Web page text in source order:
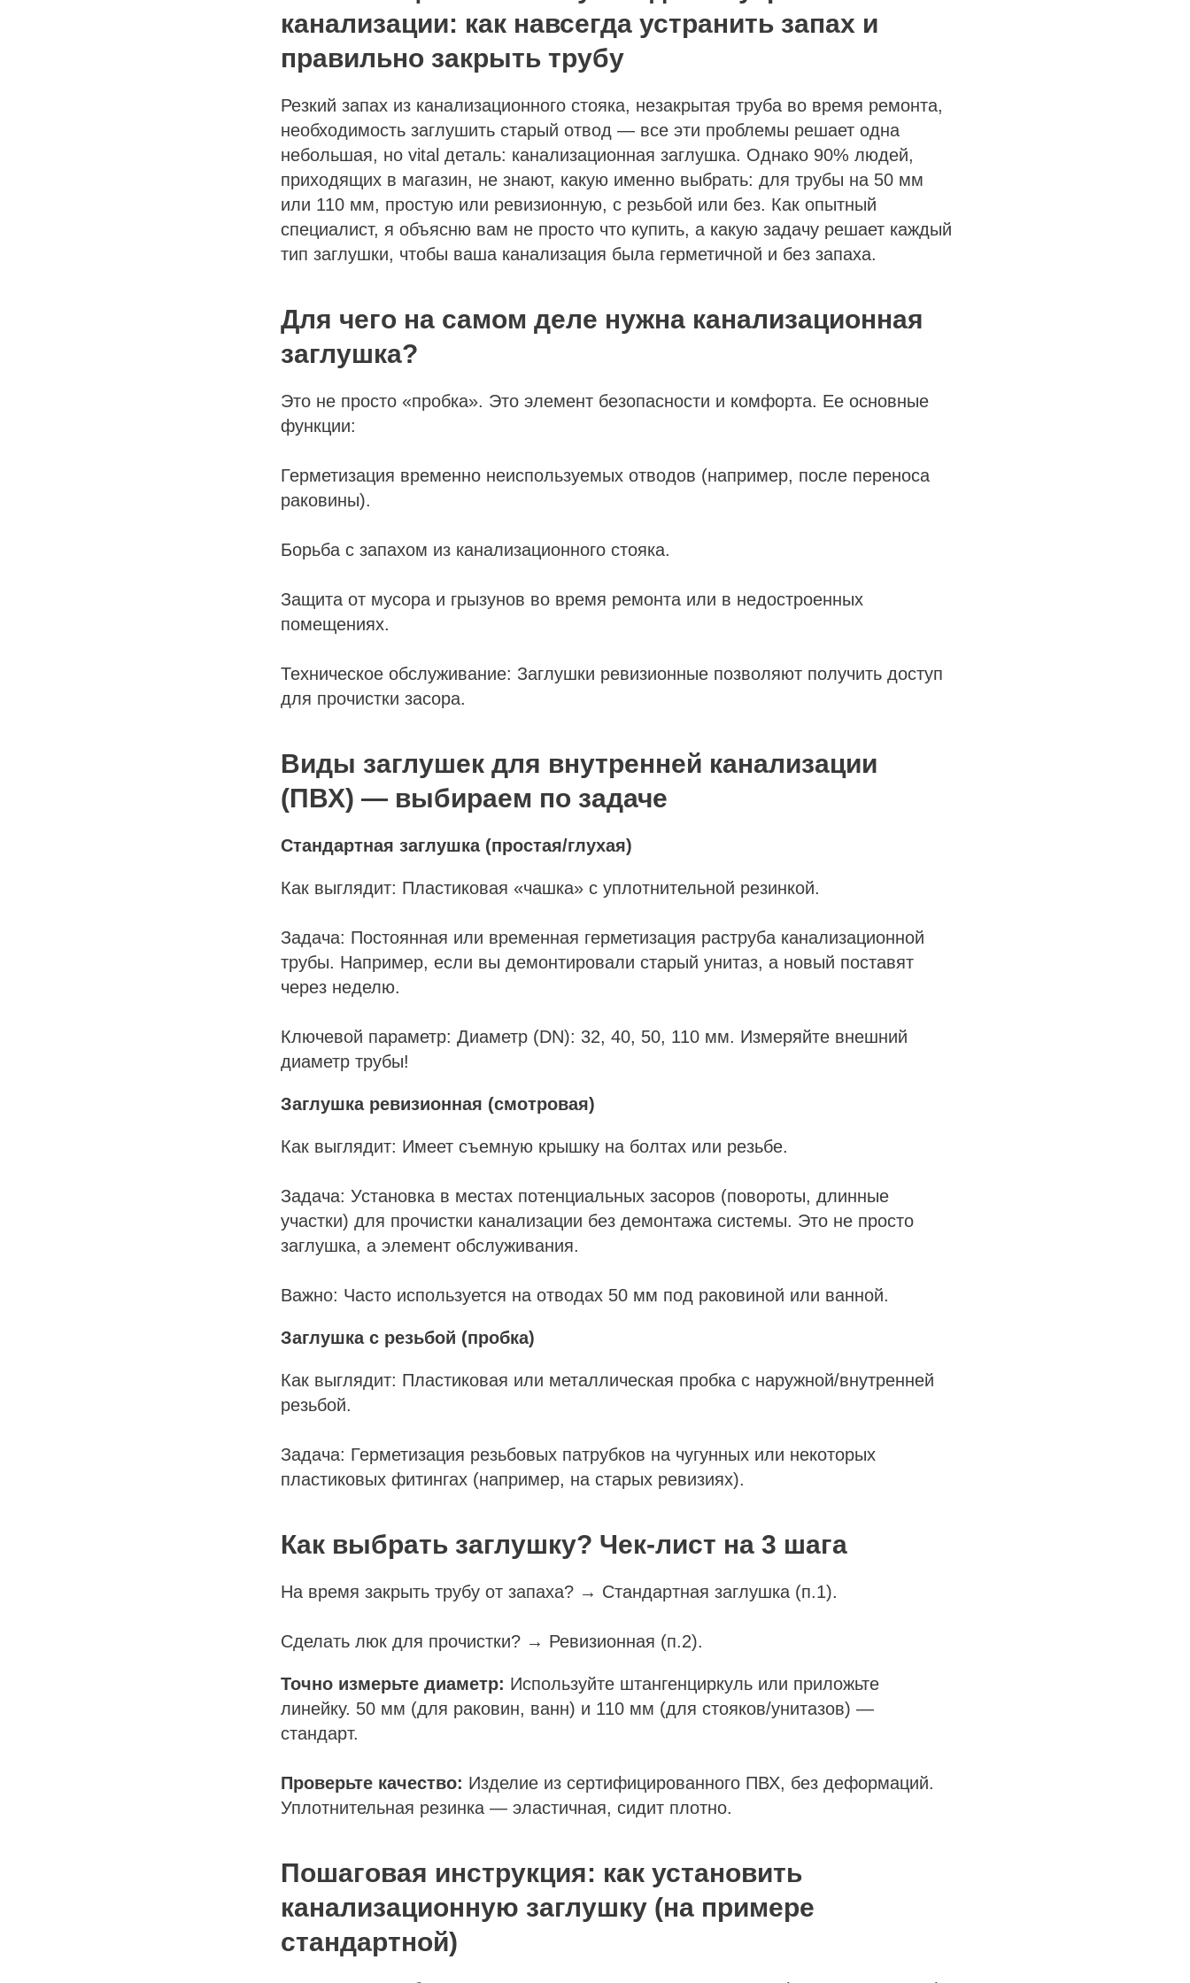
канализации: как навсегда устранить запах и
правильно закрыть трубу
Резкий запах из канализационного стояка, незакрытая труба во время ремонта,
необходимость заглушить старый отвод — все эти проблемы решает одна
небольшая, но vital деталь: канализационная заглушка. Однако 90% людей,
приходящих в магазин, не знают, какую именно выбрать: для трубы на 50 мм
или 110 мм, простую или ревизионную, с резьбой или без. Как опытный
специалист, я объясню вам не просто что купить, а какую задачу решает каждый
тип заглушки, чтобы ваша канализация была герметичной и без запаха.
Для чего на самом деле нужна канализационная
заглушка?
Это не просто «пробка». Это элемент безопасности и комфорта. Ее основные
функции:
Герметизация временно неиспользуемых отводов (например, после переноса
раковины).
Борьба с запахом из канализационного стояка.
Защита от мусора и грызунов во время ремонта или в недостроенных
помещениях.
Техническое обслуживание: Заглушки ревизионные позволяют получить доступ
для прочистки засора.
Виды заглушек для внутренней канализации
(ПВХ) — выбираем по задаче
Стандартная заглушка (простая/глухая)
Как выглядит: Пластиковая «чашка» с уплотнительной резинкой.
Задача: Постоянная или временная герметизация раструба канализационной
трубы. Например, если вы демонтировали старый унитаз, а новый поставят
через неделю.
Ключевой параметр: Диаметр (DN): 32, 40, 50, 110 мм. Измеряйте внешний
диаметр трубы!
Заглушка ревизионная (смотровая)
Как выглядит: Имеет съемную крышку на болтах или резьбе.
Задача: Установка в местах потенциальных засоров (повороты, длинные
участки) для прочистки канализации без демонтажа системы. Это не просто
заглушка, а элемент обслуживания.
Важно: Часто используется на отводах 50 мм под раковиной или ванной.
Заглушка с резьбой (пробка)
Как выглядит: Пластиковая или металлическая пробка с наружной/внутренней
резьбой.
Задача: Герметизация резьбовых патрубков на чугунных или некоторых
пластиковых фитингах (например, на старых ревизиях).
Как выбрать заглушку? Чек-лист на 3 шага
На время закрыть трубу от запаха? → Стандартная заглушка (п.1).
Сделать люк для прочистки? → Ревизионная (п.2).
Точно измерьте диаметр: Используйте штангенциркуль или приложьте
линейку. 50 мм (для раковин, ванн) и 110 мм (для стояков/унитазов) —
стандарт.
Проверьте качество: Изделие из сертифицированного ПВХ, без деформаций.
Уплотнительная резинка — эластичная, сидит плотно.
Пошаговая инструкция: как установить
канализационную заглушку (на примере
стандартной)